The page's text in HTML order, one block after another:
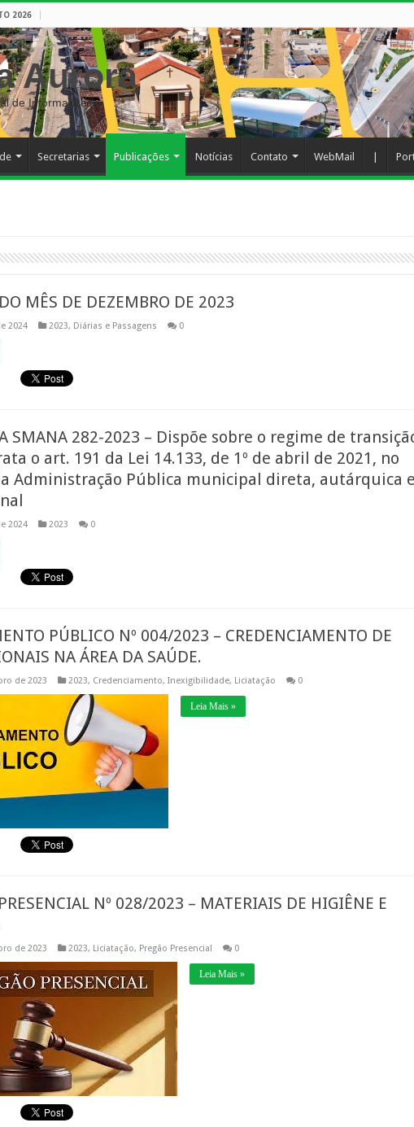
2026
Aurora
de Informações
Secretarias Publicações Notícias Contato WebMail
MÊS DE DEZEMBRO DE 2023
2024 2023, Diárias e Passagens 0
SMANA 282-2023 – Dispõe sobre o regime de
o art. 191 da Lei 14.133, de 1º de abril de 2021, no
Administração Pública municipal direta, autárquica e
2024 2023 0
PÚBLICO Nº 004/2023 – CREDENCIAMENTO DE
NA ÁREA DA SAÚDE.
de 2023 2023, Credenciamento, Inexigibilidade, Liciatação 0
Leia Mais »
Nº 028/2023 – MATERIAIS DE HIGIÊNE E
de 2023 2023, Liciatação, Pregão Presencial 0
Leia Mais »